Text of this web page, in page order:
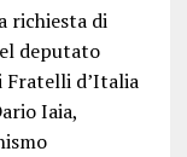
richiesta di
deputato
Fratelli d’Italia
Iaia,